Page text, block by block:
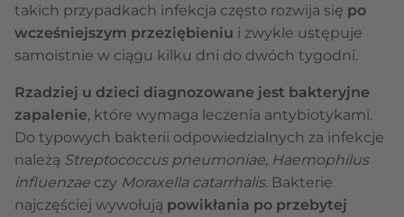
takich przypadkach infekcja często rozwija się po
wcześniejszym przeziębieniu i zwykle ustępuje
samoistnie w ciągu kilku dni do dwóch tygodni.
Rzadziej u dzieci diagnozowane jest bakteryjne
zapalenie, które wymaga leczenia antybiotykami.
Do typowych bakterii odpowiedzialnych za infekcje
należą Streptococcus pneumoniae, Haemophilus
influenzae czy Moraxella catarrhalis. Bakterie
najczęściej wywołują powikłania po przebytej